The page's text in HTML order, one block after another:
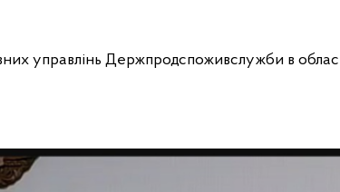
управлінь Держпродспоживслужби в